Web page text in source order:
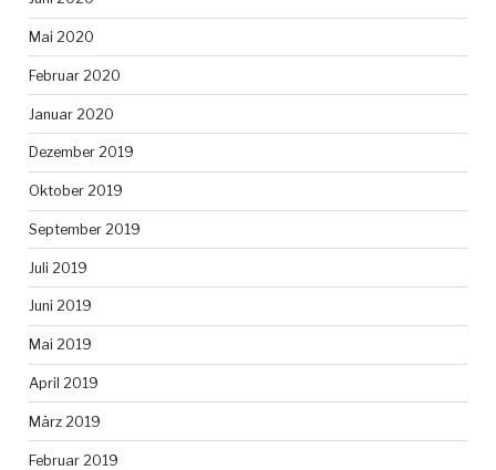
Mai 2020
Februar 2020
Januar 2020
Dezember 2019
Oktober 2019
September 2019
Juli 2019
Juni 2019
Mai 2019
April 2019
März 2019
Februar 2019